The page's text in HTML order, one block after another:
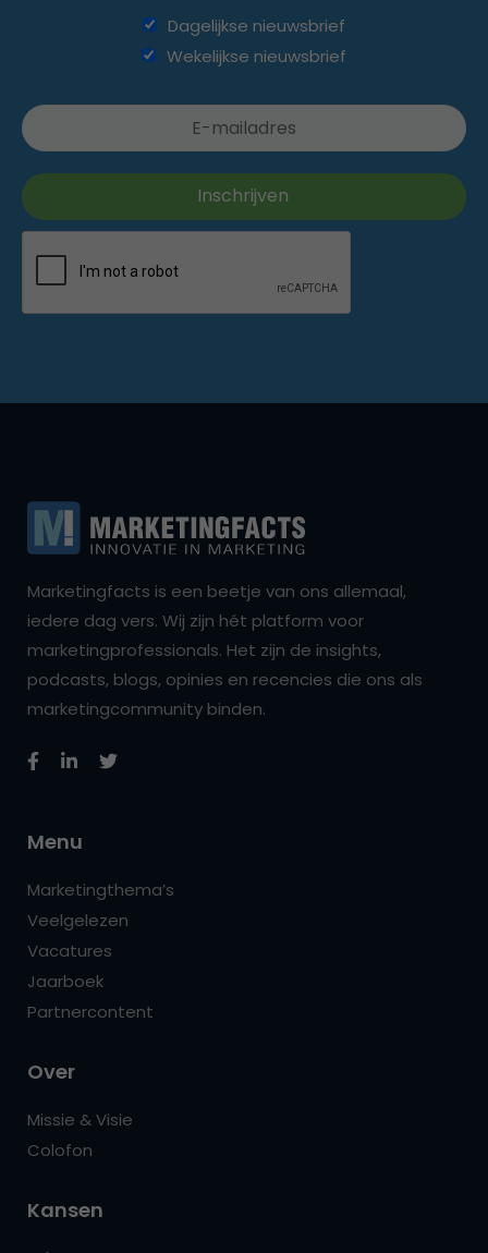
Dagelijkse nieuwsbrief
Wekelijkse nieuwsbrief
Marketingfacts is een beetje van ons allemaal,
iedere dag vers. Wij zijn hét platform voor
marketingprofessionals. Het zijn de insights,
podcasts, blogs, opinies en recencies die ons als
marketingcommunity binden.
Menu
Marketingthema’s
Veelgelezen
Vacatures
Jaarboek
Partnercontent
Over
Missie & Visie
Colofon
Kansen